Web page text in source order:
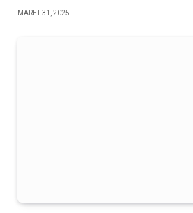
MARET 31, 2025